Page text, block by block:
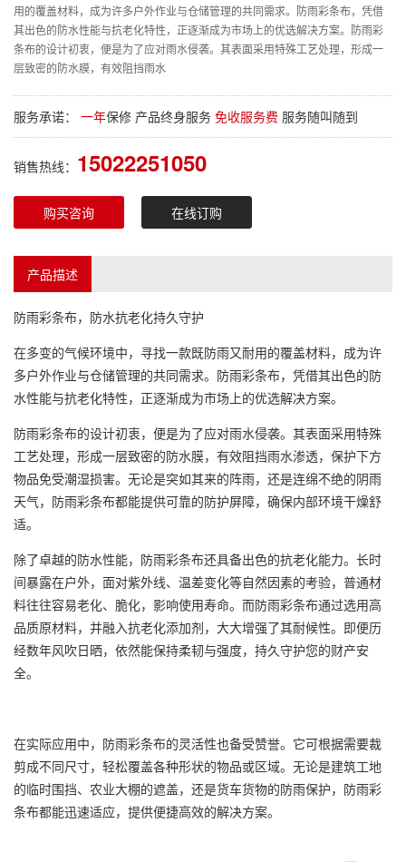
用的覆盖材料，成为许多户外作业与仓储管理的共同需求。防雨彩条布，凭借
其出色的防水性能与抗老化特性，正逐渐成为市场上的优选解决方案。防雨彩
条布的设计初衷，便是为了应对雨水侵袭。其表面采用特殊工艺处理，形成一
层致密的防水膜，有效阻挡雨水
服务承诺： 一年保修 产品终身服务 免收服务费 服务随叫随到
销售热线： 15022251050
购买咨询 在线订购
产品描述
防雨彩条布，防水抗老化持久守护
在多变的气候环境中，寻找一款既防雨又耐用的覆盖材料，成为许
多户外作业与仓储管理的共同需求。 防雨彩条布，凭借其出色的防
水性能与抗老化特性，正逐渐成为市场上的优选解决方案。
防雨彩条布的设计初衷，便是为了应对雨水侵袭。其表面采用特殊
工艺处理，形成一层致密的防水膜，有效阻挡雨水渗透，保护下方
物品免受潮湿损害。无论是突如其来的阵雨，还是连绵不绝的阴雨
天气， 防雨彩条布都能提供可靠的防护屏障，确保内部环境干燥舒
适。
除了卓越的防水性能， 防雨彩条布还具备出色的抗老化能力。长时
间暴露在户外，面对紫外线、温差变化等自然因素的考验，普通材
料往往容易老化、脆化，影响使用寿命。而防雨彩条布通过选用高
品质原材料，并融入抗老化添加剂，大大增强了其耐候性。即便历
经数年风吹日晒，依然能保持柔韧与强度，持久守护您的财产安
全。
在实际应用中，防雨彩条布的灵活性也备受赞誉。它可根据需要裁
剪成不同尺寸，轻松覆盖各种形状的物品或区域。无论是建筑工地
的临时围挡、农业大棚的遮盖，还是货车货物的防雨保护，防雨彩
条布都能迅速适应，提供便捷高效的解决方案。